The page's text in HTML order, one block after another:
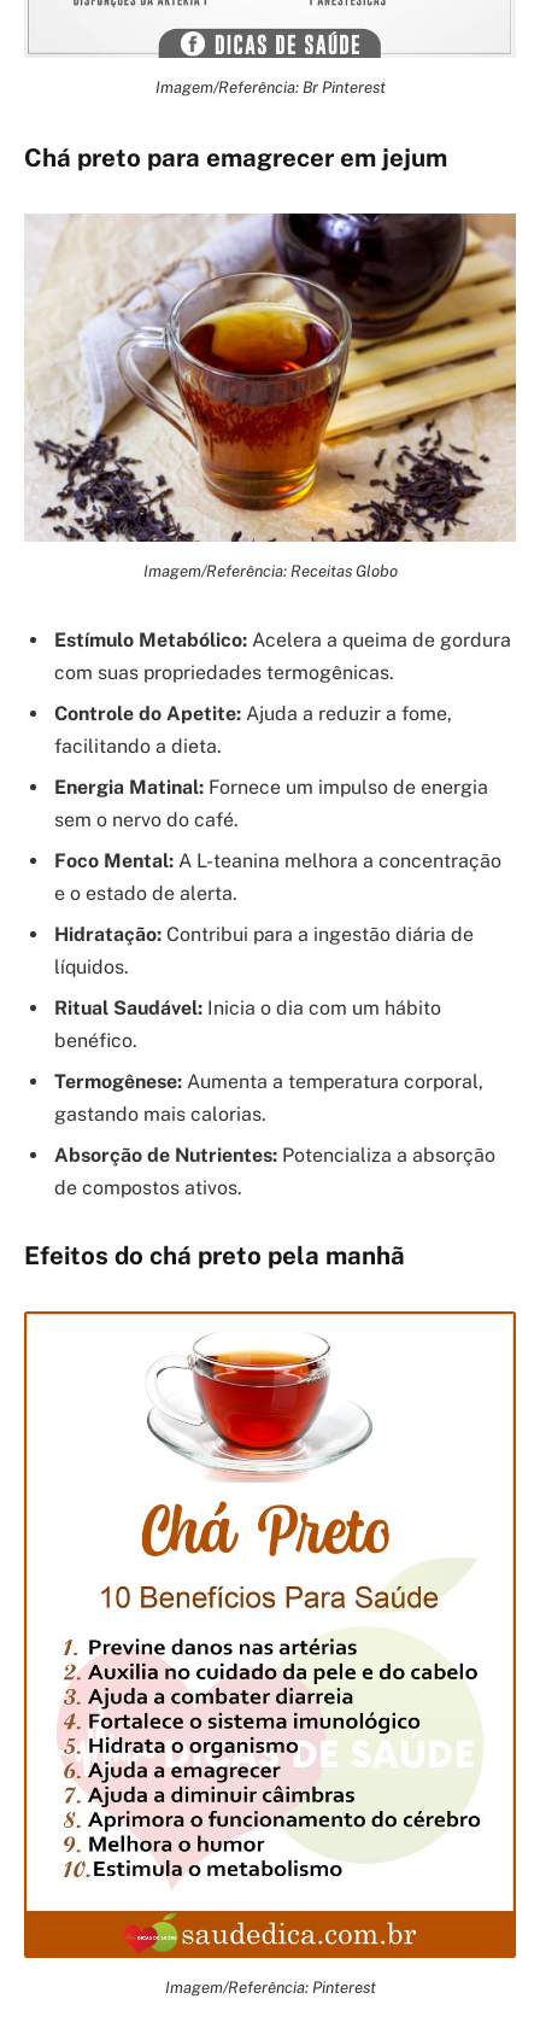
Imagem/Referência: Br Pinterest
Chá preto para emagrecer em jejum
Imagem/Referência: Receitas Globo
Estímulo Metabólico: Acelera a queima de gordura
com suas propriedades termogênicas.
Controle do Apetite: Ajuda a reduzir a fome,
facilitando a dieta.
Energia Matinal: Fornece um impulso de energia
sem o nervo do café.
Foco Mental: A L-teanina melhora a concentração
e o estado de alerta.
Hidratação: Contribui para a ingestão diária de
líquidos.
Ritual Saudável: Inicia o dia com um hábito
benéfico.
Termogênese: Aumenta a temperatura corporal,
gastando mais calorias.
Absorção de Nutrientes: Potencializa a absorção
de compostos ativos.
Efeitos do chá preto pela manhã
Imagem/Referência: Pinterest